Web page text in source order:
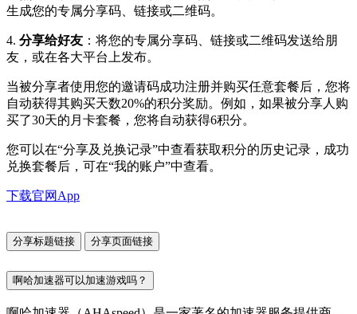
生成您的专属分享码、链接或二维码。
4. 分享给好友 ：将您的专属分享码、链接或二维码发送给朋
友，或在各大平台上发布。
当被分享者使用您的邀请码成功注册并购买任意套餐后，您将
自动获得其购买天数20%的积分奖励。例如，如果被分享人购
买了30天的月卡套餐，您将自动获得6积分。
您可以在“分享及兑换记录”中查看获取积分的历史记录，成功
兑换套餐后，可在“我的账户”中查看。
下载官网App
分享标题链接 分享页面链接
啊哈加速器可以加速游戏吗？